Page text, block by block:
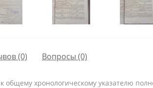
(0) Вопросы (0)
общему хронологическому указателю